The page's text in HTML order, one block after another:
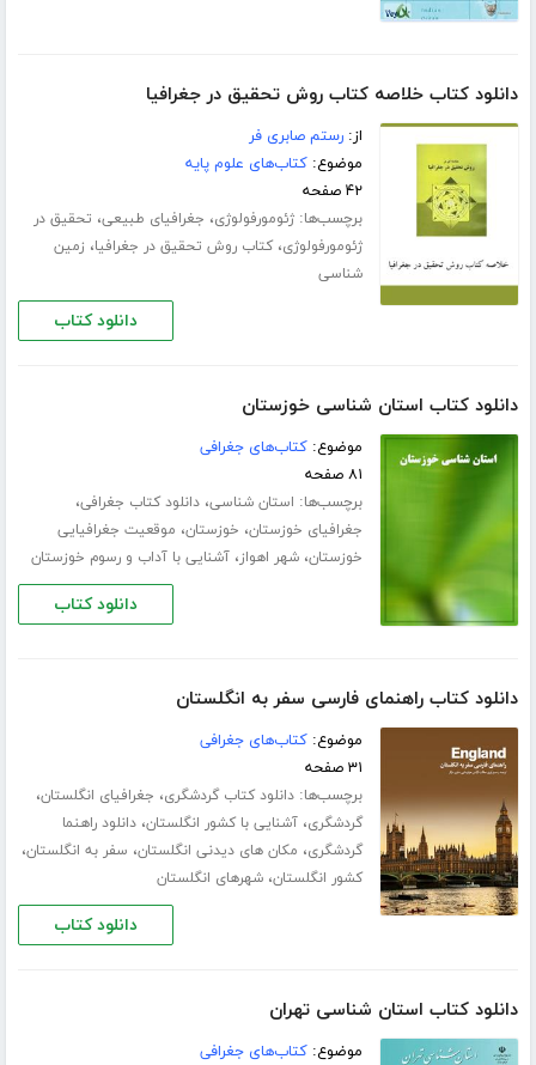
دانلود کتاب خلاصه کتاب روش تحقیق در جغرافیا
از:رستم صابری فر
موضوع:کتاب‌های علوم پایه
۴۲ صفحه
برچسب‌ها:ژئومورفولوژی، جغرافیای طبیعی، تحقیق در
ژئومورفولوژی،کتاب روش تحقیق در جغرافیا، زمین
شناسی
دانلود کتاب
دانلود کتاب استان شناسی خوزستان
موضوع:کتاب‌های جغرافی
۸۱ صفحه
برچسب‌ها: استان شناسی،دانلود کتاب جغرافی،
جغرافیای خوزستان، خوزستان، موقعیت جغرافیایی
خوزستان،شهر اهواز،آشنایی با آداب و رسوم خوزستان
دانلود کتاب
دانلود کتاب راهنمای فارسی سفر به انگلستان
موضوع:کتاب‌های جغرافی
۳۱ صفحه
برچسب‌ها:دانلود کتاب گردشگری، جغرافیای انگلستان،
گردشگری،آشنایی با کشور انگلستان،دانلود راهنما
گردشگری، مکان های دیدنی انگلستان، سفر به انگلستان،
کشور انگلستان،شهرهای انگلستان
دانلود کتاب
دانلود کتاب استان شناسی تهران
موضوع:کتاب‌های جغرافی